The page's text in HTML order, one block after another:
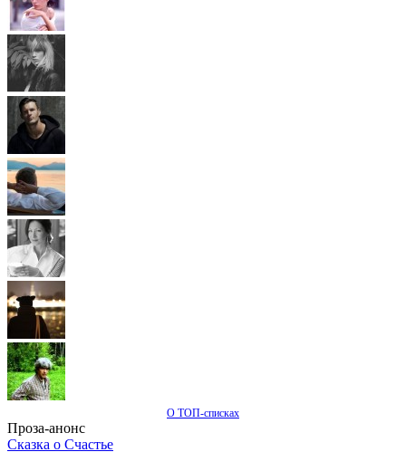
О ТОП-списках
Проза-анонс
Сказка о Счастье